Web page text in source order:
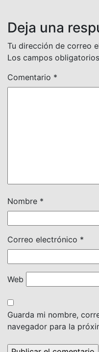
Deja una
Tu dirección de correo
Los campos
Comentario *
Nombre *
Correo electrónico *
Web
Guarda mi nombre,
navegador para la